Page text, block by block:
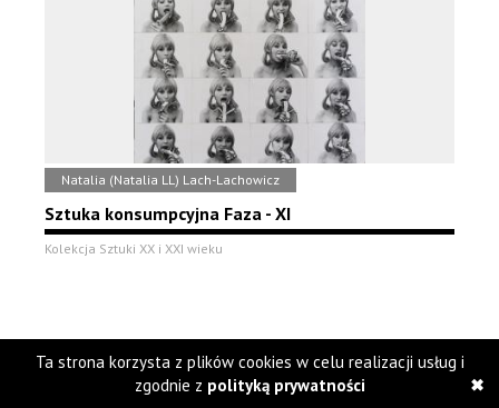
Natalia (Natalia LL) Lach-Lachowicz
Sztuka konsumpcyjna Faza - XI
Kolekcja Sztuki XX i XXI wieku
Ta strona korzysta z plików cookies w celu realizacji usług i
zgodnie z polityką prywatności